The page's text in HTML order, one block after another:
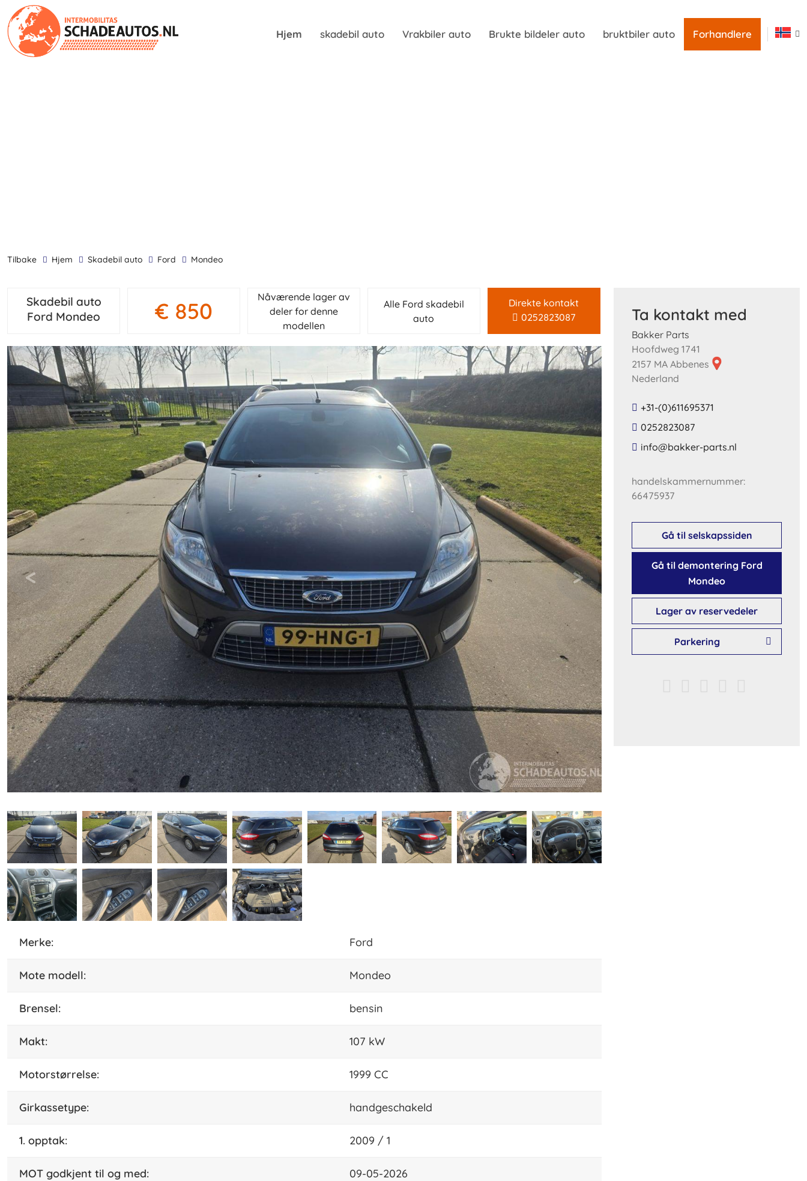
Hjem skadebil auto Vrakbiler auto Brukte bildeler auto bruktbiler auto Forhandlere
tilbake Hjem skadebil auto Ford Mondeo
Skadebil auto
Ford Mondeo
€ 850
Nåværende lager av
deler for denne
modellen
Alle Ford skadebil
auto
Direkte kontakt
0252823087
Merke: Ford
Mote modell: Mondeo
brensel: bensin
makt: 107 kW
motorstørrelse: 1999 CC
girkassetype: handgeschakeld
1. opptak: 2009 / 1
MOT godkjent til og med: 09-05-2026
Ta kontakt med
Bakker Parts
Hoofdweg 1741
2157 MA Abbenes
Nederland
+31-(0)611695371
0252823087
​info​@​bakker​-​parts​.​nl​
handelskammernummer:
66475937
Gå til selskapssiden
Gå til demontering Ford
Mondeo
Lager av reservedeler
Parkering